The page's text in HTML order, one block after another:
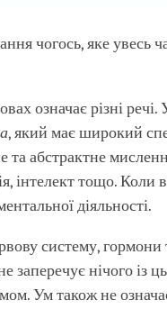
чогось, яке увесь
означає різні речі.
, який має широкий
та абстрактне
інтелект тощо. Коли
діяльності.
систему,
заперечує нічого із
Ум також не